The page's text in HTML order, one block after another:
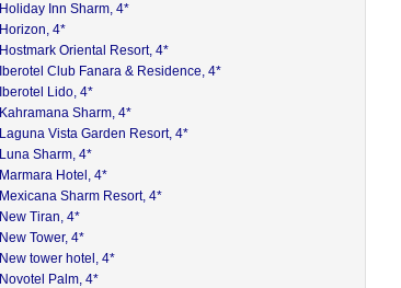
Holiday Inn Sharm, 4*
Horizon, 4*
Hostmark Oriental Resort, 4*
Iberotel Club Fanara & Residence, 4*
Iberotel Lido, 4*
Kahramana Sharm, 4*
Laguna Vista Garden Resort, 4*
Luna Sharm, 4*
Marmara Hotel, 4*
Mexicana Sharm Resort, 4*
New Tiran, 4*
New Tower, 4*
New tower hotel, 4*
Novotel Palm, 4*